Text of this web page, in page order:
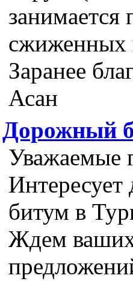
занимается
сжиженных
Заранее
Асан
Дорожный
Уважаемые
битум в
Ждем